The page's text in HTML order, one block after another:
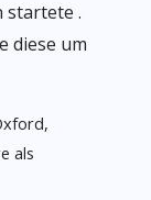
startete .
diese um
als